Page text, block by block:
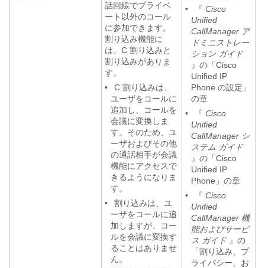
話回線でプライベ
ート以外のコール
に参加できます。
割り込み機能に
は、C 割り込みと
割り込みがありま
す。
•
C 割り込みは、
ユーザをコールに
追加し、コールを
会議に変換しま
す。そのため、ユ
ーザおよびその他
の通話相手が会議
機能にアクセスで
きるようになりま
す。
•
割り込みは、ユ
ーザをコールに追
加しますが、コー
ルを会議に変換す
ることはありませ
ん。
•
『 Cisco
Unified
CallManager ア
ドミニストレー
ション ガイド
』の「Cisco
Unified IP
Phone の設定」
の章
•
『 Cisco
Unified
CallManager シ
ステム ガイド
』の「Cisco
Unified IP
Phone」の章
•
『 Cisco
Unified
CallManager 機
能およびサービ
ス ガイド』の
「割り込み、プ
ライバシー、お